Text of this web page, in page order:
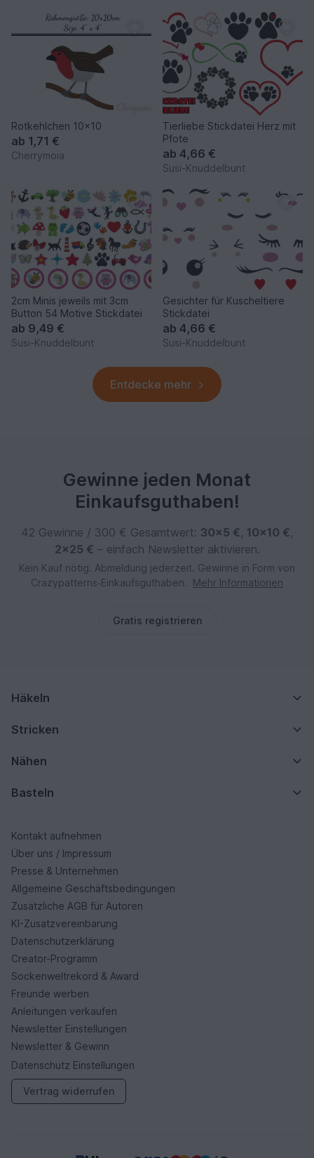
Rotkehlchen 10x10
ab 1,71 €
Cherrymoia
Tierliebe Stickdatei Herz mit
Pfote
ab 4,66 €
Susi-Knuddelbunt
2cm Minis jeweils mit 3cm
Button 54 Motive Stickdatei
ab 9,49 €
Susi-Knuddelbunt
Gesichter für Kuscheltiere
Stickdatei
ab 4,66 €
Susi-Knuddelbunt
Entdecke mehr
Gewinne jeden Monat
Einkaufsguthaben!
42 Gewinne / 300 € Gesamtwert: 30×5 €, 10×10 €,
2×25 € – einfach Newsletter aktivieren.
Kein Kauf nötig. Abmeldung jederzeit. Gewinne in Form von
Crazypatterns‑Einkaufsguthaben.
Mehr Informationen
Gratis registrieren
Häkeln
Stricken
Nähen
Basteln
Kontakt aufnehmen
Über uns / Impressum
Presse & Unternehmen
Allgemeine Geschäftsbedingungen
Zusätzliche AGB für Autoren
KI-Zusatzvereinbarung
Datenschutzerklärung
Creator-Programm
Sockenweltrekord & Award
Freunde werben
Anleitungen verkaufen
Newsletter Einstellungen
Newsletter & Gewinn
Datenschutz Einstellungen
Vertrag widerrufen